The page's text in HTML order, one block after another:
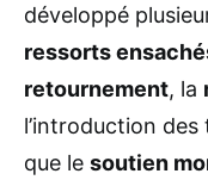
développé
ressorts
retournement, la
l’introduction des
que le soutien